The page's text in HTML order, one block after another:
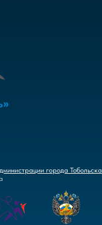
города Тобольска